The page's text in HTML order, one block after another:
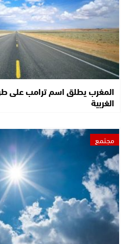
المغرب يطلق اسم ترامب على
الغربية
مجتمع